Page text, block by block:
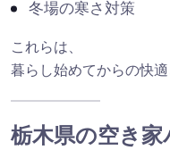
冬場の寒さ対策
これらは、
暮らし始めてからの快適
栃木県の空き